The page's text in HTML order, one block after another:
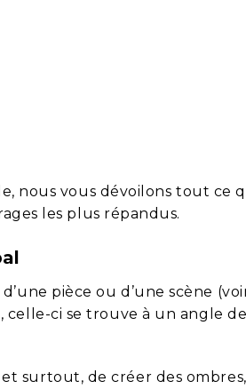
nous vous dévoilons tout ce
les plus répandus.
pièce ou d’une scène
ci se trouve à un angle
surtout, de créer des